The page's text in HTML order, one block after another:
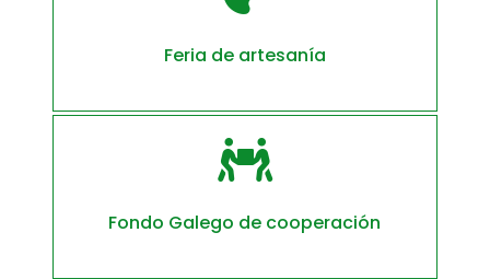
Feria de artesanía

Fondo Galego de cooperación